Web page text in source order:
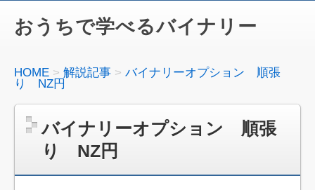
おうちで学べるバイナリー
HOME 解説記事
バイナリーオプション 順張
り NZ円
バイナリーオプション 順張
り NZ円